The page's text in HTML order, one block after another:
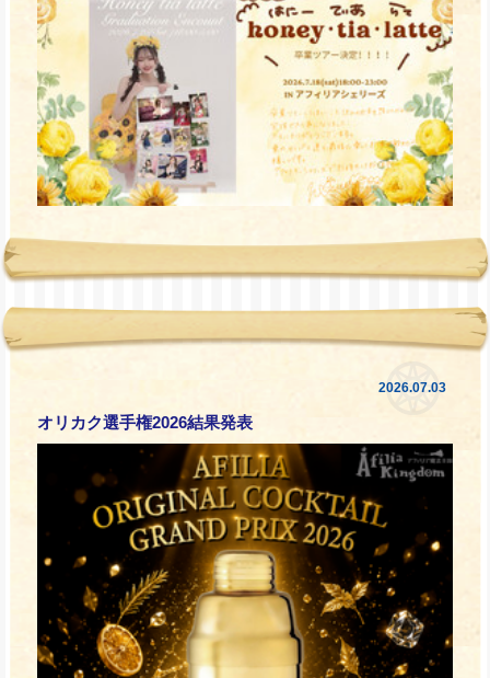
2026.07.03
オリカク選手権2026結果発表